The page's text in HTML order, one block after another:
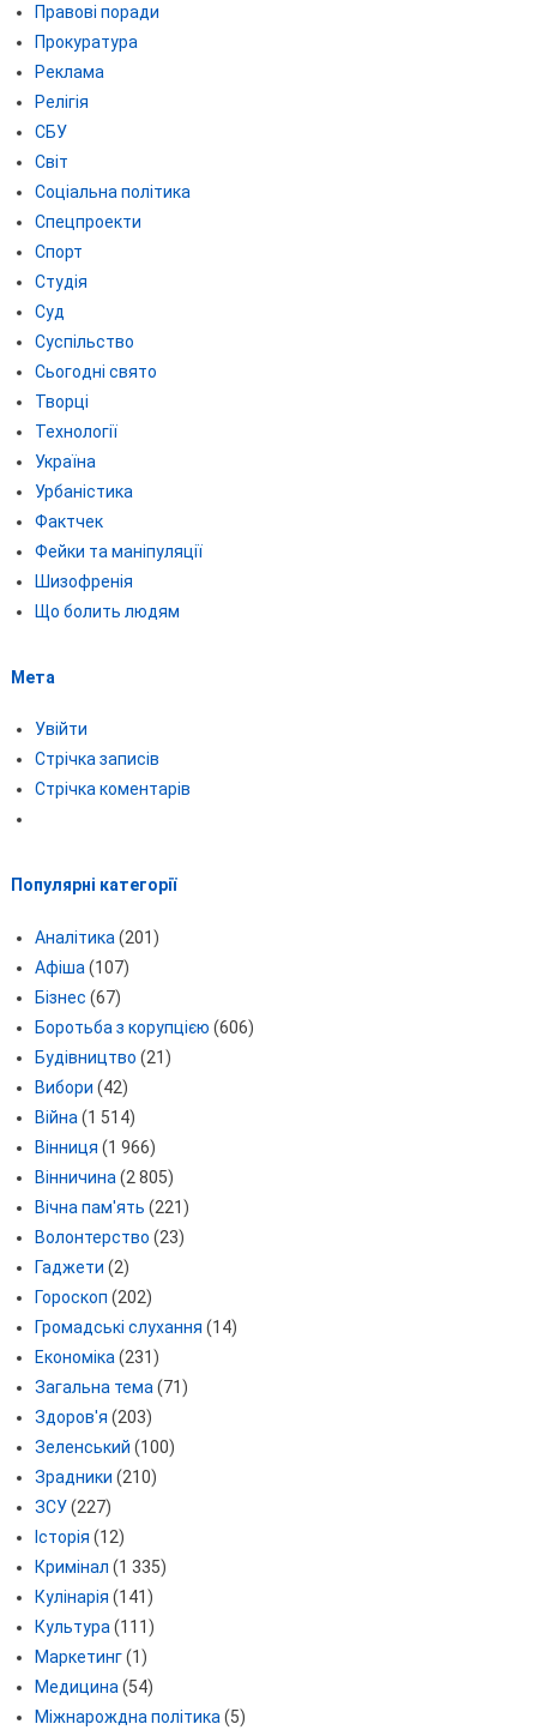
Правові поради
Прокуратура
Реклама
Релігія
СБУ
Світ
Соціальна політика
Спецпроекти
Спорт
Студія
Суд
Суспільство
Сьогодні свято
Творці
Технології
Україна
Урбаністика
Фактчек
Фейки та маніпуляції
Шизофренія
Що болить людям
Мета
Увійти
Стрічка записів
Стрічка коментарів
Популярні категорії
Аналітика (201)
Афіша (107)
Бізнес (67)
Боротьба з корупцією (606)
Будівництво (21)
Вибори (42)
Війна (1 514)
Вінниця (1 966)
Вінничина (2 805)
Вічна пам'ять (221)
Волонтерство (23)
Гаджети (2)
Гороскоп (202)
Громадські слухання (14)
Економіка (231)
Загальна тема (71)
Здоров'я (203)
Зеленський (100)
Зрадники (210)
ЗСУ(227)
Історія (12)
Кримінал (1 335)
Кулінарія (141)
Культура (111)
Маркетинг(1)
Медицина (54)
Міжнарождна політика (5)